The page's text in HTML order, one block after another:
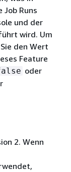
Runs
und der
wird. Um
den Wert
Feature
oder
2. Wenn